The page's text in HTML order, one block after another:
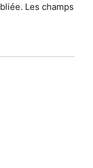
Les champs